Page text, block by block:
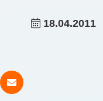
18.04.2011